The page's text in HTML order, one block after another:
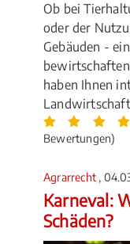
Ob bei
oder der
Gebäuden -
haben Ihnen
Bewertungen)
Agrarrecht ,
Karneval:
Schäden?